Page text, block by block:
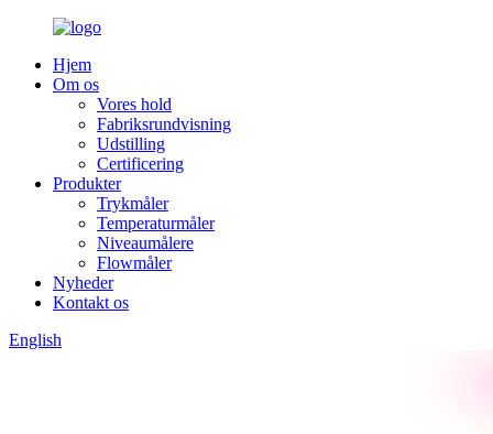
Hjem
Om os
Vores hold
Fabriksrundvisning
Udstilling
Certificering
Produkter
Trykmåler
Temperaturmåler
Niveaumålere
Flowmåler
Nyheder
Kontakt os
English